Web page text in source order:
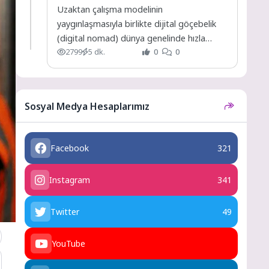
Uzaktan çalışma modelinin
yaygınlaşmasıyla birlikte dijital göçebelik
(digital nomad) dünya genelinde hızla
büyüyen bir yaşam tarzı haline geldi.
İnternet bağlantısının...
2799 5 dk. 0 0
Sosyal Medya Hesaplarımız
Facebook 321
Instagram 341
Twitter 49
YouTube